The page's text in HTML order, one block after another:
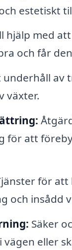
estetiskt
hjälp med
och får
underhåll av
växter.
för att
för att
och insådd
Säker
eller